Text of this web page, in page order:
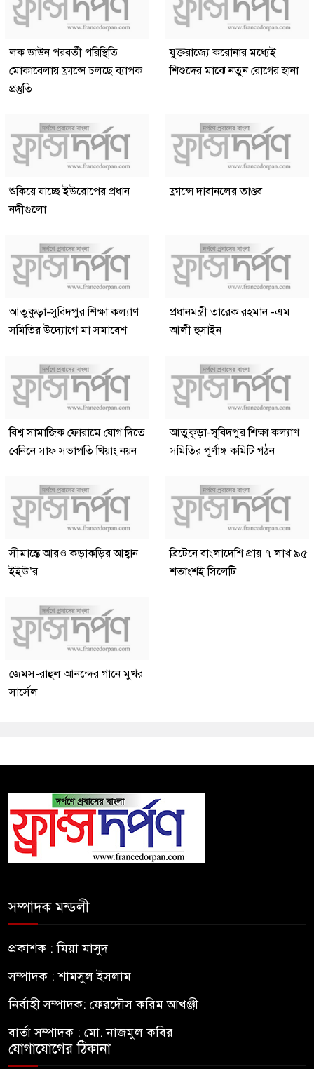
লক ডাউন পরবর্তী পরিস্থিতি
মোকাবেলায় ফ্রান্সে চলছে ব্যাপক
প্রস্তুতি
যুক্তরাজ্যে করোনার মধ্যেই
শিশুদের মাঝে নতুন রোগের হানা
শুকিয়ে যাচ্ছে ইউরোপের প্রধান
নদীগুলো
ফ্রান্সে দাবানলের তাণ্ডব
আতুকুড়া-সুবিদপুর শিক্ষা কল্যাণ
সমিতির উদ্যোগে মা সমাবেশ
প্রধানমন্ত্রী তারেক রহমান -এম
আলী হুসাইন
বিশ্ব সামাজিক ফোরামে যোগ দিতে
বেনিনে সাফ সভাপতি খিয়াং নয়ন
আতুকুড়া-সুবিদপুর শিক্ষা কল্যাণ
সমিতির পূর্ণাঙ্গ কমিটি গঠন
সীমান্তে আরও কড়াকড়ির আহ্বান
ইইউ’র
ব্রিটেনে বাংলাদেশি প্রায় ৭ লাখ ৯৫
শতাংশই সিলেটি
জেমস-রাহুল আনন্দের গানে মুখর
সার্সেল
সম্পাদক মন্ডলী
প্রকাশক : মিয়া মাসুদ
সম্পাদক : শামসুল ইসলাম
নির্বাহী সম্পাদক: ফেরদৌস করিম আখঞ্জী
বার্তা সম্পাদক : মো. নাজমুল কবির
যোগাযোগের ঠিকানা